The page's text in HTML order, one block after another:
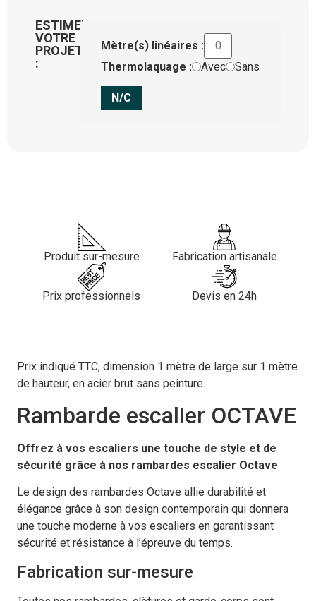
ESTIMEZ
VOTRE
PROJET
:
Mètre(s) linéaires :
Thermolaquage :
Avec Sans
N/C
Produit sur-mesure Fabrication artisanale
Prix professionnels Devis en 24h
Prix indiqué TTC, dimension 1 mètre de large sur 1 mètre
de hauteur, en acier brut sans peinture.
Rambarde escalier OCTAVE
Offrez à vos escaliers une touche de style et de
sécurité grâce à nos rambardes escalier Octave
Le design des rambardes Octave allie durabilité et
élégance grâce à son design contemporain qui donnera
une touche moderne à vos escaliers en garantissant
sécurité et résistance à l’épreuve du temps.
Fabrication sur-mesure